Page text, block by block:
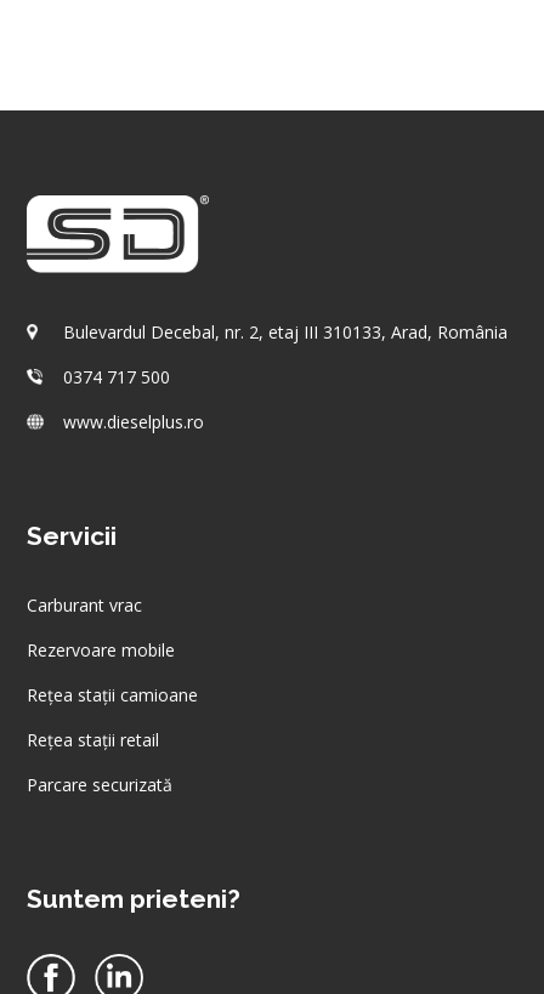
Bulevardul Decebal, nr. 2, etaj III 310133, Arad, România
0374 717 500
www.dieselplus.ro
Servicii
Carburant vrac
Rezervoare mobile
Rețea stații camioane
Rețea stații retail
Parcare securizată
Suntem prieteni?